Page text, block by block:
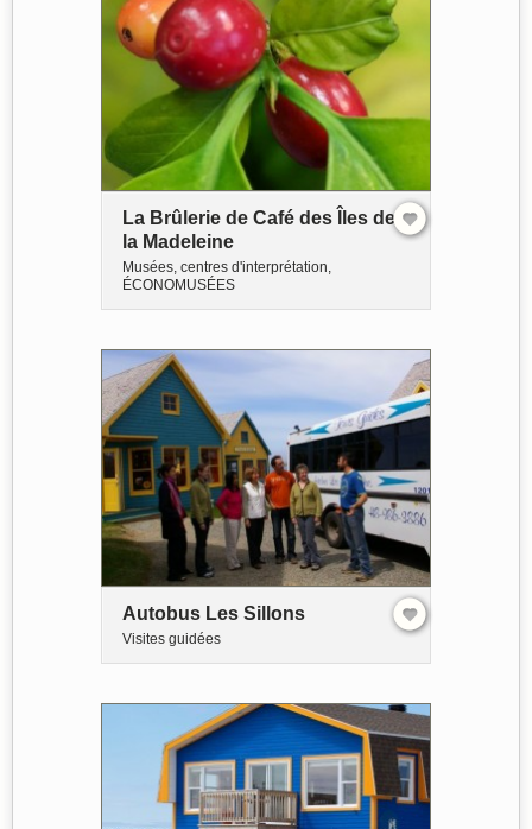
La Brûlerie de Café des Îles de
la Madeleine
Musées, centres d'interprétation,
ÉCONOMUSÉES
Autobus Les Sillons
Visites guidées